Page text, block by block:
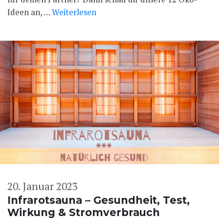
Ideen an, …Weiterlesen
Infrarotsauna – Gesundheit, Test,
Wirkung & Stromverbrauch
20. Januar 2023